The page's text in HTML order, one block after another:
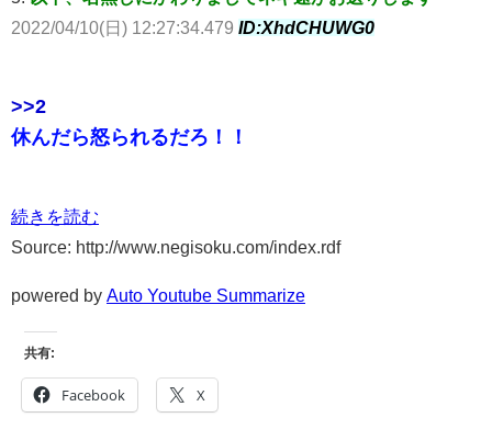
2022/04/10(日) 12:27:34.479 ID:XhdCHUWG0
>>2
休んだら怒られるだろ！！
続きを読む
Source: http://www.negisoku.com/index.rdf
powered by Auto Youtube Summarize
共有:
Facebook X